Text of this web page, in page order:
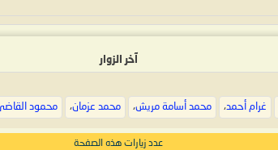
آخر الزوار
غرام أحمد، محمد أسامة مريش، محمد عزمان، محمود
عدد زيارات هذه الصفحة